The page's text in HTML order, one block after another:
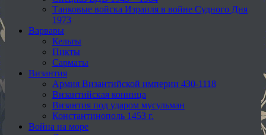
Танковые войска Израиля в войне Судного Дня
1973
Варвары
Кельты
Пикты
Сарматы
Византия
Армия Византийской империи 430-1118
Византийская конница
Византия под ударом мусульман
Константинополь 1453 г.
Война на море